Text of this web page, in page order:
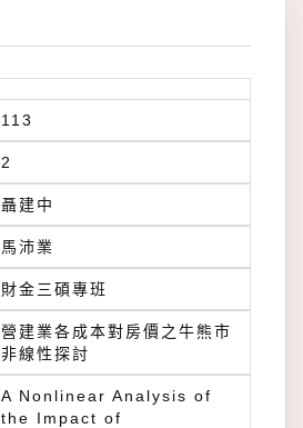
113
2
聶建中
馬沛業
財金三碩專班
營建業各成本對房價之牛熊市
非線性探討
A Nonlinear Analysis of
the Impact of